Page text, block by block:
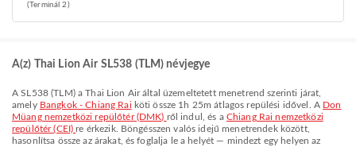
(Terminál 2)
A(z) Thai Lion Air SL538 (TLM) névjegye
ASL538(TLM) aThai Lion Airáltal üzemeltetett menetrend szerinti járat,
amely Bangkok - Chiang Rai köti össze 1h 25m átlagos repülési idővel. A Don
Müang nemzetközi repülőtér (DMK) ről indul, és a Chiang Rai nemzetközi
repülőtér (CEI)re érkezik. Böngésszen valós idejű menetrendek között,
hasonlítsa össze az árakat, és foglalja le a helyét — mindezt egy helyen az